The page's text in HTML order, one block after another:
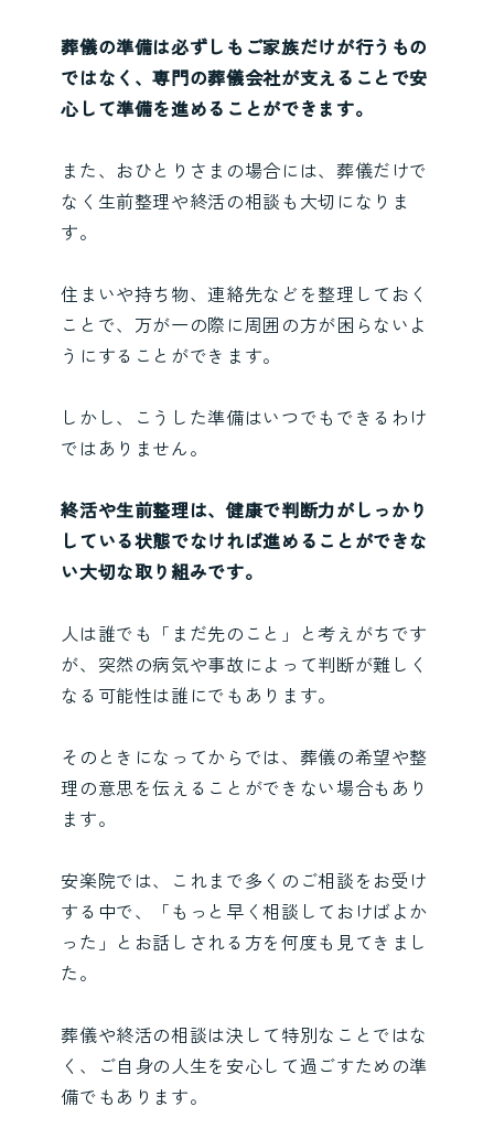
葬儀の準備は必ずしもご家族だけが行うもの
ではなく、専門の葬儀会社が支えることで安
心して準備を進めることができます。
また、おひとりさまの場合には、葬儀だけで
なく生前整理や終活の相談も大切になりま
す。
住まいや持ち物、連絡先などを整理しておく
ことで、万が一の際に周囲の方が困らないよ
うにすることができます。
しかし、こうした準備はいつでもできるわけ
ではありません。
終活や生前整理は、健康で判断力がしっかり
している状態でなければ進めることができな
い大切な取り組みです。
人は誰でも「まだ先のこと」と考えがちです
が、突然の病気や事故によって判断が難しく
なる可能性は誰にでもあります。
そのときになってからでは、葬儀の希望や整
理の意思を伝えることができない場合もあり
ます。
安楽院では、これまで多くのご相談をお受け
する中で、「もっと早く相談しておけばよか
った」とお話しされる方を何度も見てきまし
た。
葬儀や終活の相談は決して特別なことではな
く、ご自身の人生を安心して過ごすための準
備でもあります。